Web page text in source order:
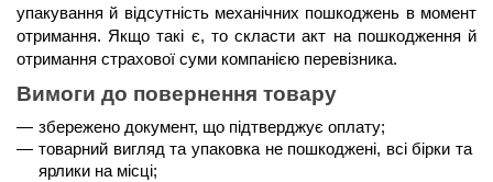
упакування й відсутність механічних пошкоджень в момент
отримання. Якщо такі є, то скласти акт на пошкодження й
отримання страхової суми компанією перевізника.
Вимоги до повернення товару
збережено документ, що підтверджує оплату;
товарний вигляд та упаковка не пошкоджені, всі бірки та
ярлики на місці;